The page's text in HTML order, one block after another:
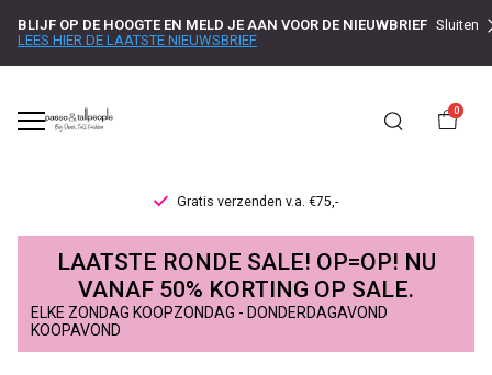
BLIJF OP DE HOOGTE EN MELD JE AAN VOOR DE NIEUWBRIEF
LEES HIER DE LAATSTE NIEUWSBRIEF
Sluiten
0
Gratis verzenden v.a. €75,-
Jurken
tunieken
LAATSTE RONDE SALE! OP=OP! NU
VANAF 50% KORTING OP SALE.
ELKE ZONDAG KOOPZONDAG - DONDERDAGAVOND
KOOPAVOND